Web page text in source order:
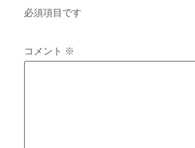
必須項目です
コメント ※